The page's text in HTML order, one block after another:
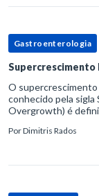
Gastroenterologia
O
conhecido pela sigla
Overgrowth) é
PorDimitris Rados